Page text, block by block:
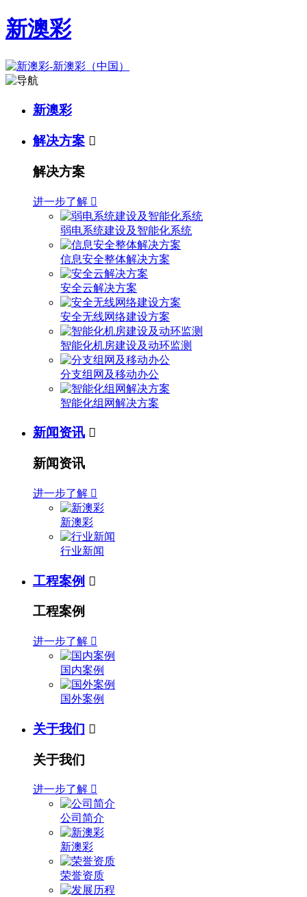
新澳彩
新澳彩
解决方案 
解决方案
进一步了解 
弱电系统建设及智能化系统
信息安全整体解决方案
安全云解决方案
安全无线网络建设方案
智能化机房建设及动环监测
分支组网及移动办公
智能化组网解决方案
新闻资讯 
新闻资讯
进一步了解 
新澳彩
行业新闻
工程案例 
工程案例
进一步了解 
国内案例
国外案例
关于我们 
关于我们
进一步了解 
公司简介
新澳彩
荣誉资质